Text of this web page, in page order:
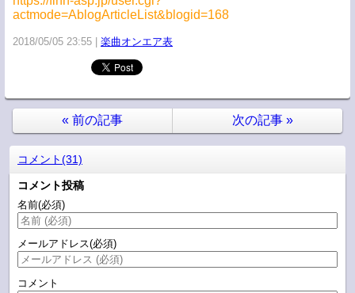
actmode=AblogArticleList&blogid=168
2018/05/05 23:55 楽曲オンエア表
« 前の記事 次の記事 »
コメント(31)
コメント投稿
名前(必須)
メールアドレス(必須)
コメント